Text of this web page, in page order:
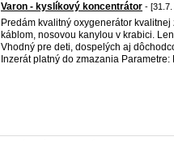
Varon - kyslíkový koncentrátor - [31.7.
Predám kvalitný oxygenerátor
káblom, nosovou kanylou v krabici.
Vhodný pre deti, dospelých aj
Inzerát platný do zmazania